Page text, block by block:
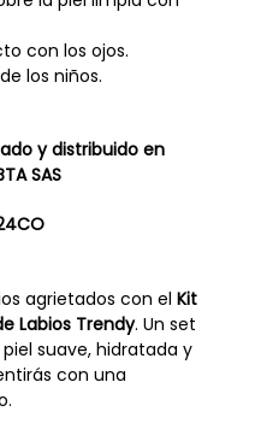
con los ojos.
los niños.
y distribuido en
SAS
agrietados con el Kit
Labios Trendy. Un set
suave, hidratada y
con una